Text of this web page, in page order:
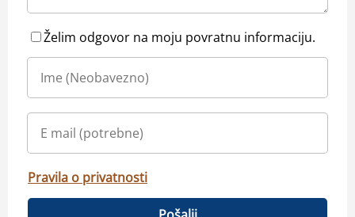
Želim odgovor na moju povratnu informaciju.
Pravila o privatnosti